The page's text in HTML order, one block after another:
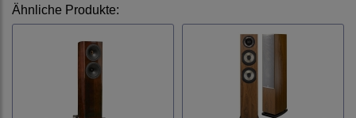
Ähnliche Produkte: